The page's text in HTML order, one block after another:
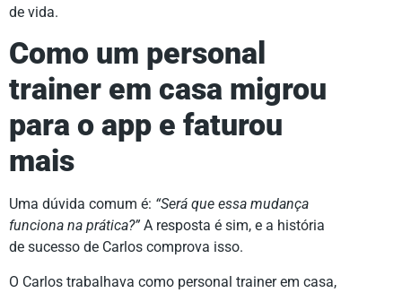
de vida.
Como um personal
trainer em casa migrou
para o app e faturou
mais
Uma dúvida comum é: “Será que essa mudança
funciona na prática?”A resposta é sim, e a história
de sucesso de Carlos comprova isso.
O Carlos trabalhava como personal trainer em casa,